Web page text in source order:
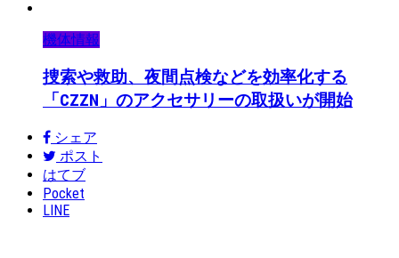
機体情報
捜索や救助、夜間点検などを効率化する
「CZZN」のアクセサリーの取扱いが開始
シェア
ポスト
はてブ
Pocket
LINE